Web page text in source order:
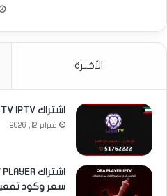
الأخيرة
اشتراك Lion TV IPTV
فبراير 12, 2026
سعر وكود تفعيل